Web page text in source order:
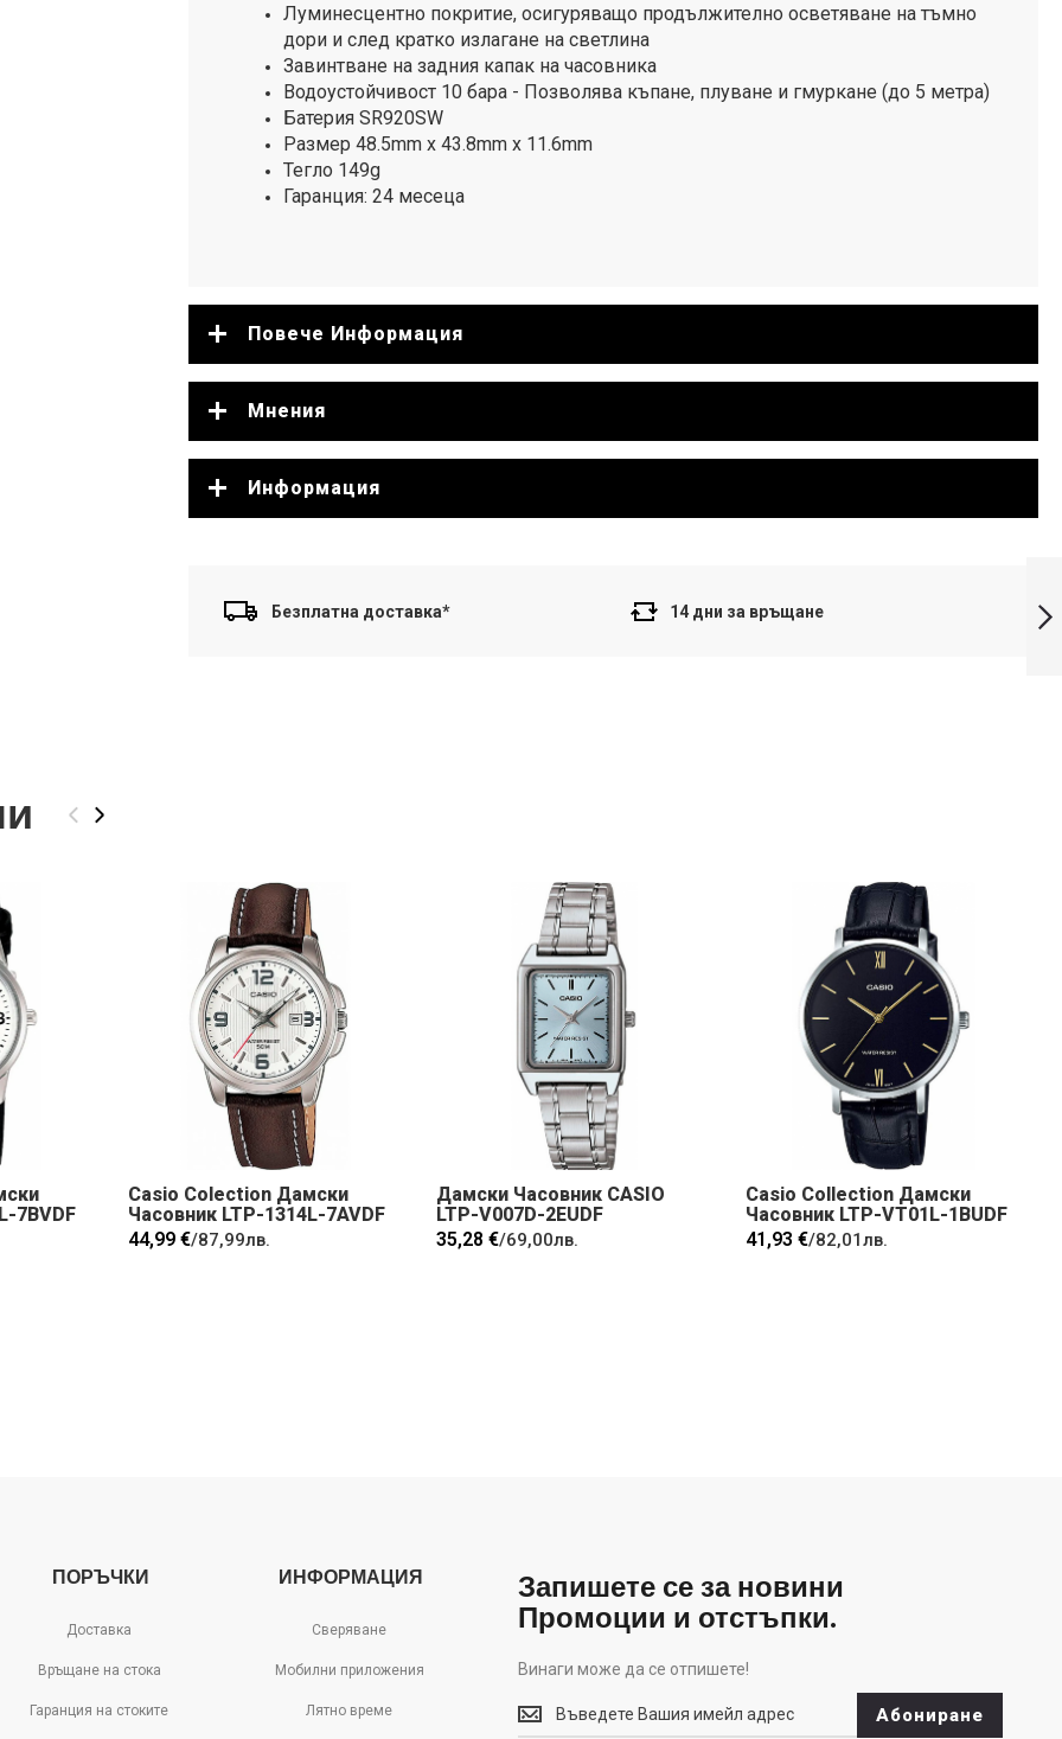
Луминесцентно покритие, осигуряващо продължително осветяване на тъмно
дори и след кратко излагане на светлина
Завинтване на задния капак на часовника
Водоустойчивост 10 бара - Позволява къпане, плуване и гмуркане (до 5 метра)
Батерия SR920SW
Размер 48.5mm x 43.8mm x 11.6mm
Тегло 149g
Гаранция: 24 месеца
Повече Информация
Мнения
Информация
Безплатна доставка* 14 дни за връщане
‹ ›
7BVDF
Casio Colection Дамски
Часовник LTP-1314L-7AVDF
44,99 €/87,99лв.
Дамски Часовник CASIO
LTP-V007D-2EUDF
35,28 €/69,00лв.
Casio Collection Дамски
Часовник LTP-VT01L-1BUDF
41,93 €/82,01лв.
Запишете се за новини
Промоции и отстъпки.
Винаги може да се отпишете!
Винаги
може
Абониране
ПОРЪЧКИ
Доставка
Връщане на стока
Гаранция на стоките
ИНФОРМАЦИЯ
Сверяване
Мобилни приложения
Лятно време